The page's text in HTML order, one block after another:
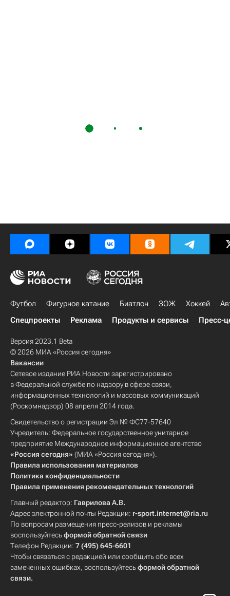
Футбол Фигурное катание Биатлон ЗОЖ Хоккей
Спецпроекты
Реклама Продукты и сервисы Пресс-
Версия 2023.1 Beta
© 2026 МИА «Россия сегодня»
Вакансии
Сетевое издание РИА Новости зарегистрировано
в Федеральной службе по надзору в сфере связи,
информационных технологий и массовых коммуникаций
(Роскомнадзор) 08 апреля 2014 года.
Свидетельство о регистрации Эл № ФС77-57640
Учредитель: Федеральное государственное унитарное
предприятие Международное информационное агентство
«Россия сегодня» (МИА «Россия сегодня»).
Правила использования материалов
Политика конфиденциальности
Правила применения рекомендательных технологий
Главный редактор: Гаврилова А.В.
Адрес электронной почты Редакции: r-sport.internet@ria.ru
По вопросам размещения пресс-релизов и рекламы
воспользуйтесьформой обратной связи
Телефон Редакции: 7 (495) 645-6601
Чтобы связаться с редакцией или сообщить обо всех
замеченных ошибках, воспользуйтесьформой обратной
связи.